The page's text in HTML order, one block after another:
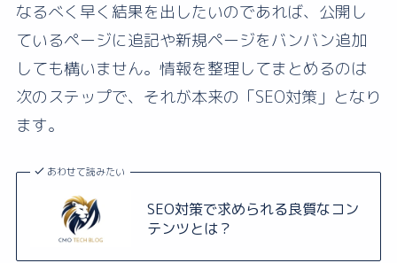
なるべく早く結果を出したいのであれば、公開し
ているページに追記や新規ページをバンバン追加
しても構いません。情報を整理してまとめるのは
次のステップで、それが本来の「SEO対策」となり
ます。
あわせて読みたい
SEO対策で求められる良質なコン
テンツとは？